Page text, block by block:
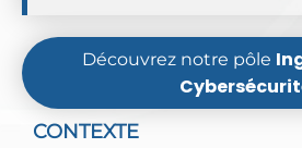
CONTEXTE
Découvrez notre pôle